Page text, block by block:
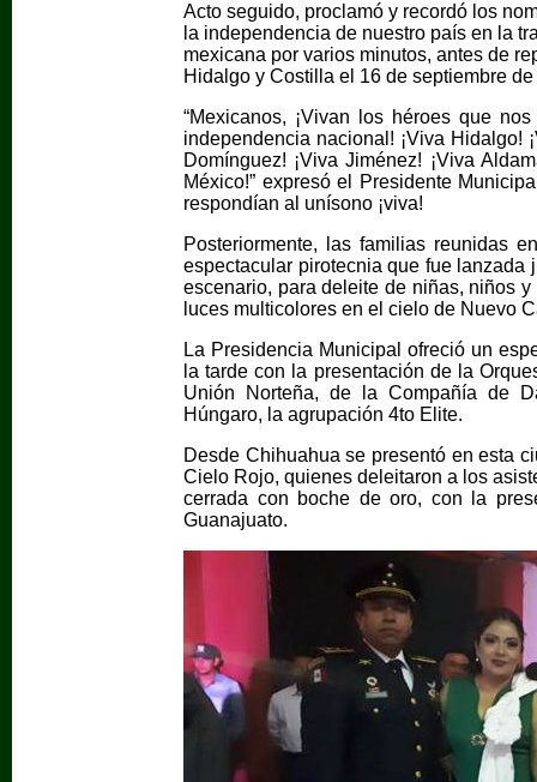
Acto seguido, proclamó y recordó los
la independencia de nuestro país en la
mexicana por varios minutos, antes de
Hidalgo y Costilla el 16 de septiembre de
“Mexicanos, ¡Vivan los héroes que
independencia nacional! ¡Viva Hidalgo!
Domínguez! ¡Viva Jiménez! ¡Viva
México!” expresó el Presidente
respondían al unísono ¡viva!
Posteriormente, las familias reunidas
espectacular pirotecnia que fue lanzada
escenario, para deleite de niñas, niños
luces multicolores en el cielo de Nuevo
La Presidencia Municipal ofreció un
la tarde con la presentación de la
Unión Norteña, de la Compañía de
Húngaro, la agrupación 4to Elite.
Desde Chihuahua se presentó en esta
Cielo Rojo, quienes deleitaron a los
cerrada con boche de oro, con la
Guanajuato.